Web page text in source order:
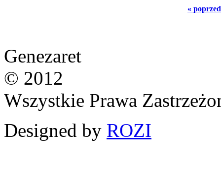
«
Genezaret
© 2012
Wszystkie Prawa
Designed by ROZI